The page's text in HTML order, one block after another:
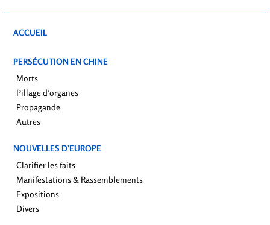
ACCUEIL
PERSÉCUTION EN CHINE
Morts
Pillage d’organes
Propagande
Autres
NOUVELLES D’EUROPE
Clarifier les faits
Manifestations & Rassemblements
Expositions
Divers